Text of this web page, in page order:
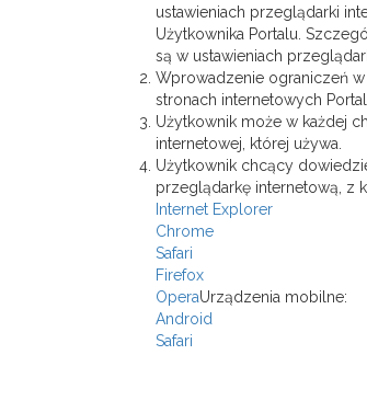
ustawieniach przeglądarki
Użytkownika Portalu.
są w ustawieniach
Wprowadzenie ograniczeń
stronach internetowych
Użytkownik może w każdej
internetowej, której używa.
Użytkownik chcący
przeglądarkę internetową, z
Internet Explorer
Chrome
Safari
Firefox
OperaUrządzenia mobilne:
Android
Safari